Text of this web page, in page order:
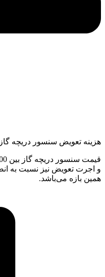
هزینه تعویض سنسور دریچه
و اجرت تعویض نیز نسبت به
همین بازه می‌باشد.